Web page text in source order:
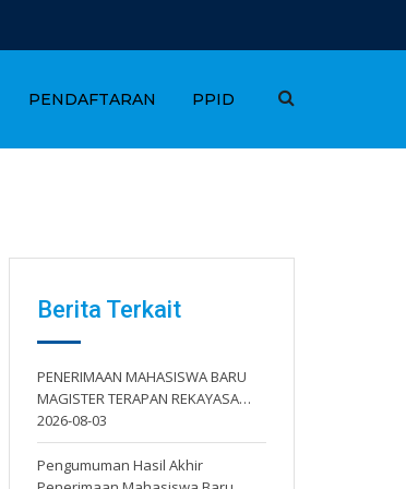
PENDAFTARAN PPID
Berita Terkait
PENERIMAAN MAHASISWA BARU
MAGISTER TERAPAN REKAYASA…
2026-08-03
Pengumuman Hasil Akhir